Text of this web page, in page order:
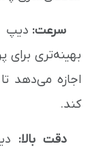
سرعت: دیپ
بهینه‌تری برای
اجازه می‌دهد
کند.
دقت بالا: